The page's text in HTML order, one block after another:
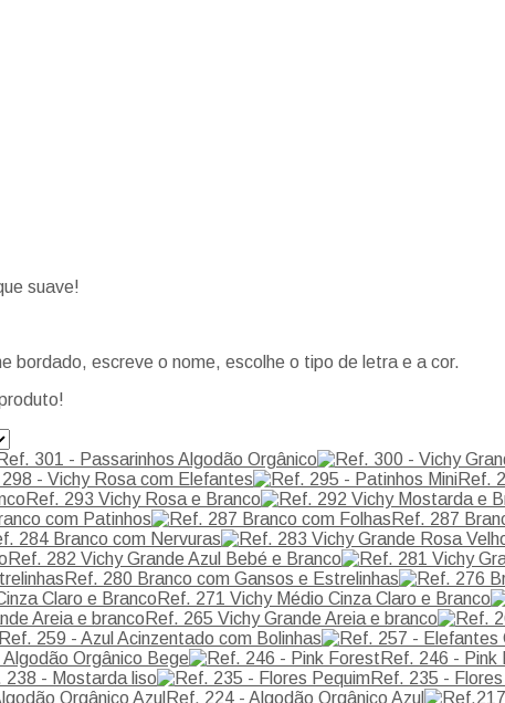
suave!
bordado, escreve o nome, escolhe o tipo de letra e a cor.
Ref. 301 - Passarinhos Algodão Orgânico
298 - Vichy Rosa com Elefantes
Ref.
Ref. 293 Vichy Rosa e Branco
com Patinhos
Ref. 287
284 Branco com Nervuras
Ref. 282 Vichy Grande Azul Bebé e Branco
Ref. 280 Branco com Gansos e Estrelinhas
Ref. 271 Vichy Médio Cinza Claro e Branco
Ref. 265 Vichy Grande Areia e branco
Ref. 259 - Azul Acinzentado com Bolinhas
Algodão Orgânico Bege
Ref. 246 - Pink
238 - Mostarda liso Ref. 235 -
Ref. 224 - Algodão Orgânico Azul